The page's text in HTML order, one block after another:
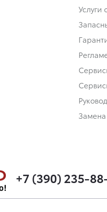
Услуги
+7 (390) 235-